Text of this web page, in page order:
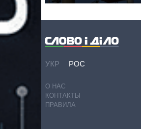
УКР РОС
О НАС
КОНТАКТЫ
ПРАВИЛА